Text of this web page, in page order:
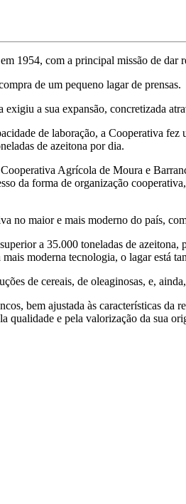
1954, com a principal missão de dar
de um pequeno lagar de prensas.
exigiu a sua expansão, concretizada
de laboração, a Cooperativa
de azeitona por dia.
Agrícola de Moura e
da forma de organização
no maior e mais moderno do país,
a 35.000 toneladas de
moderna tecnologia, o lagar está
de cereais, de oleaginosas, e,
bem ajustada às características
qualidade e pela valorização da sua